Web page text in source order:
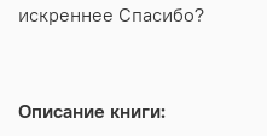
искреннее Спасибо?
Описание книги: